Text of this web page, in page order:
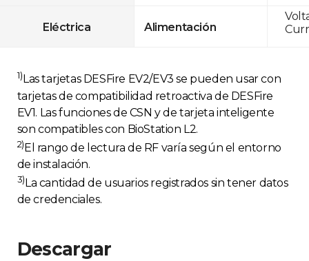
Eléctrica Alimentación
1) Las tarjetas DESFire EV2/EV3 se pueden usar con
tarjetas de compatibilidad retroactiva de DESFire
EV1. Las funciones de CSN y de tarjeta inteligente
son compatibles con BioStation L2.
2)El rango de lectura de RF varía según el entorno
de instalación.
3) La cantidad de usuarios registrados sin tener datos
de credenciales.
Descargar